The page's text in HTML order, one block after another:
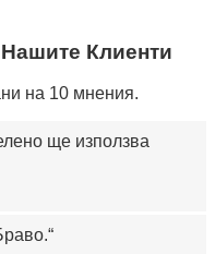
Клиенти
на 10 мнения.
ще използва